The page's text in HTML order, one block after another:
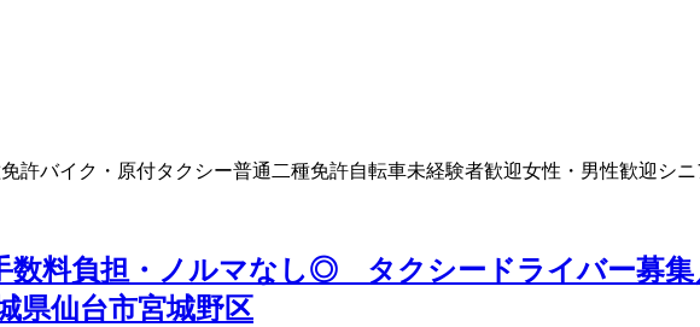
許バイク・原付タクシー普通二種免許自転車未経験者歓迎女性・男性歓迎 シ
数料負担・ノルマなし◎ タクシードライバー募
県仙台市宮城野区